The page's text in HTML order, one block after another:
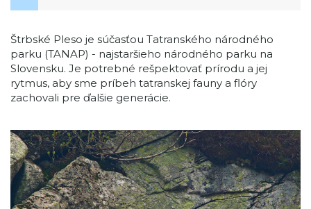
Štrbské Pleso je súčasťou Tatranského národného
parku (TANAP) - najstaršieho národného parku na
Slovensku. Je potrebné rešpektovať prírodu a jej
rytmus, aby sme príbeh tatranskej fauny a flóry
zachovali pre ďalšie generácie.